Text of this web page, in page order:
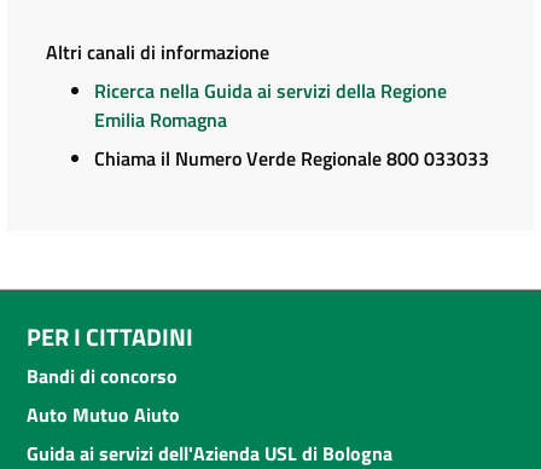
Altri canali di informazione
Ricerca nella Guida ai servizi della Regione
Emilia Romagna
Chiama il Numero Verde Regionale 800 033033
PER I CITTADINI
Bandi di concorso
Auto Mutuo Aiuto
Guida ai servizi dell'Azienda USL di Bologna